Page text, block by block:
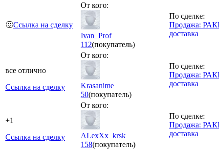
🙂Ссылка на сделку
От кого:
Ivan_Prof
112(покупатель)
По сделке:
Продажа:
доставка
все отлично
Ссылка на сделку
От кого:
Krasanime
50(покупатель)
По сделке:
Продажа:
доставка
+1
Ссылка на сделку
От кого:
ALexXx_krsk
158(покупатель)
По сделке:
Продажа:
доставка